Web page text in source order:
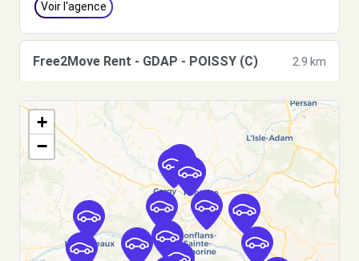
Voir l'agence
Free2Move Rent - GDAP - POISSY (C)
2.9 km
POISSY, 78300
Voir l'agence
Free2move Rent - VAUBAN AUTOMOBILE -
ST GERMAIN EN LAYE (P)
PLACE VAUBAN
ST GERMAIN EN LAYE, FR-78, 78100
+
−